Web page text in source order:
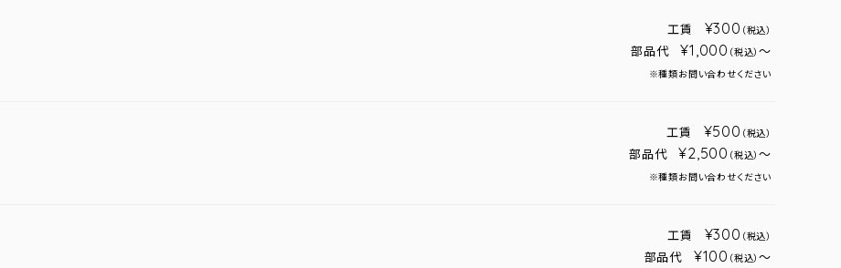
工賃 ¥300 （税込）
部品代 ¥1,000 （税込）～
※種類お問い合わせください
工賃 ¥500 （税込）
部品代 ¥2,500 （税込）～
※種類お問い合わせください
工賃 ¥300 （税込）
部品代 ¥100 （税込）～